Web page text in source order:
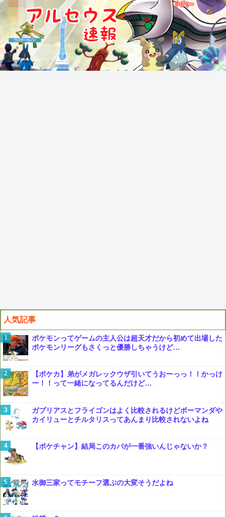
人気記事
ポケモンってゲームの主人公は超天才だから初めて出場した
ポケモンリーグもさくっと優勝しちゃうけど…
【ポケカ】弟がメガレックウザ引いてうおーっっ！！かっけ
ー！！って一緒になってるんだけど…
ガブリアスとフライゴンはよく比較されるけどボーマンダや
カイリューとチルタリスってあんまり比較されないよね
【ポケチャン】結局このカバが一番強いんじゃないか？
水御三家ってモチーフ選ぶの大変そうだよね